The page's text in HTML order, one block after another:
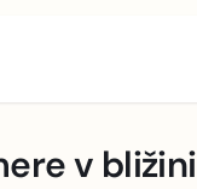
v bližini